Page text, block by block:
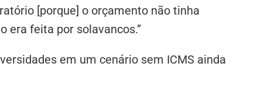
[porque] o orçamento não tinha
era feita por solavancos.”
em um cenário sem ICMS ainda